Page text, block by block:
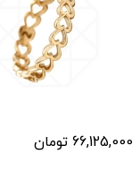
66,125,000 تومان